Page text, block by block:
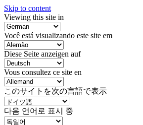
Skip to content
Viewing this site in
Você está visualizando este site em
Diese Seite anzeigen auf
Vous consultez ce site en
このサイトを次の言語で表示
다음 언어로 표시 중